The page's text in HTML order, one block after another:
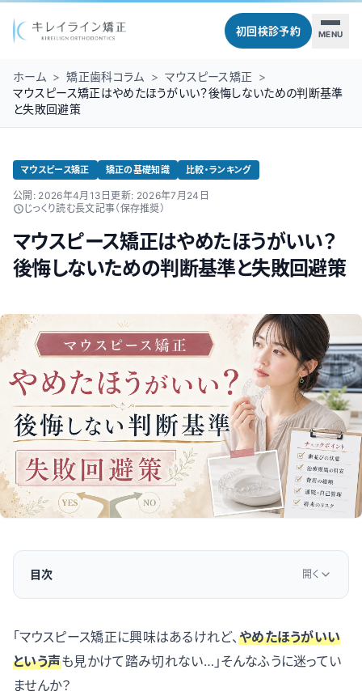
初回検診予約 MENU
ホーム > 矯正歯科コラム > マウスピース矯正 >
マウスピース矯正はやめたほうがいい？後悔しないための判断基準
と失敗回避策
マウスピース矯正 矯正の基礎知識 比較・ランキング
公開: 2026年4月13日更新: 2026年7月24日
じっくり読む長文記事（保存推奨）
マウスピース矯正はやめたほうがいい？
後悔しないための判断基準と失敗回避策
目次 開く
「マウスピース矯正に興味はあるけれど、やめたほうがいい
という声も見かけて踏み切れない…」そんなふうに迷ってい
ませんか？